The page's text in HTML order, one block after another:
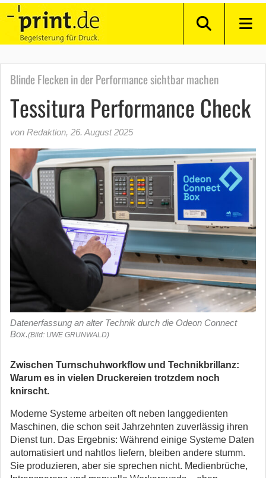
Blinde Flecken in der Performance sichtbar machen
Tessitura Performance Check
von Redaktion, 26. August 2025
Datenerfassung an alter Technik durch die Odeon Connect
Box.(Bild: UWE GRUNWALD)
Zwischen Turnschuhworkflow und Technikbrillanz:
Warum es in vielen Druckereien trotzdem noch
knirscht.
Moderne Systeme arbeiten oft neben langgedienten
Maschinen, die schon seit Jahrzehnten zuverlässig ihren
Dienst tun. Das Ergebnis: Während einige Systeme Daten
automatisiert und nahtlos liefern, bleiben andere stumm.
Sie produzieren, aber sie sprechen nicht. Medienbrüche,